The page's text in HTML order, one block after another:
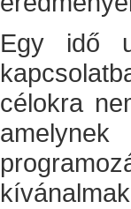
Egy idő
célokra